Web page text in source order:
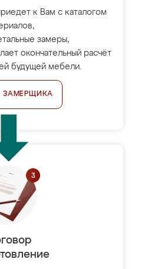
к Вам с каталогом
замеры,
окончательный расчёт
будущей мебели.
ЗАМЕРЩИКА